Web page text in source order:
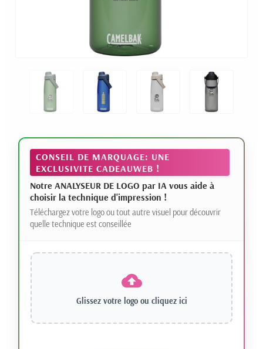
CONSEIL DE MARQUAGE: UNE
EXCLUSIVITE CADEAUWEB !
Notre ANALYSEUR DE LOGO par IA vous aide à
choisir la technique d'impression !
Téléchargez votre logo ou tout autre visuel pour découvrir
quelle technique est conseillée
Glissez votre logo ou cliquez ici